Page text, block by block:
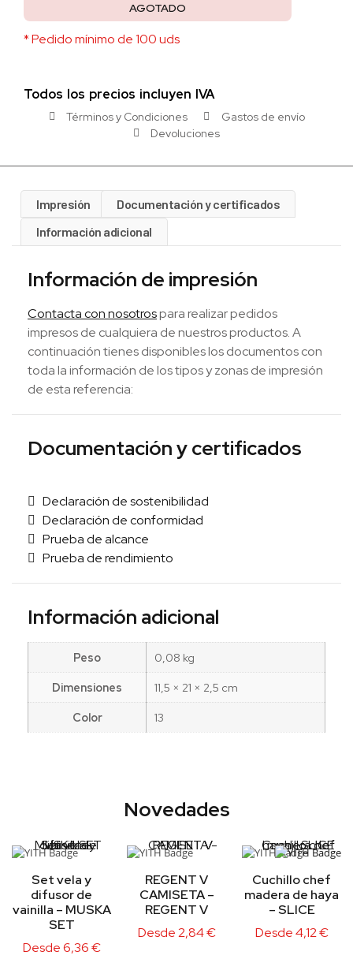
AGOTADO
* Pedido mínimo de 100 uds
Todos los precios incluyen IVA
Términos y Condiciones
Gastos de envío
Devoluciones
Impresión
Documentación y certificados
Información adicional
Información de impresión
Contacta con nosotrospara realizar pedidos
impresos de cualquiera de nuestros productos. A
continuación tienes disponibles los documentos con
toda la información de los tipos y zonas de impresión
de esta referencia:
Documentación y certificados
Declaración de sostenibilidad
Declaración de conformidad
Prueba de alcance
Prueba de rendimiento
Información adicional
Peso
0,08 kg
Dimensiones
11,5 × 21 × 2,5 cm
Color
13
Novedades
Set vela y
difusor de
vainilla – MUSKA
SET
Desde6,36€
REGENT V
CAMISETA –
REGENT V
Desde2,84€
Cuchillo chef
madera de haya
– SLICE
Desde4,12€